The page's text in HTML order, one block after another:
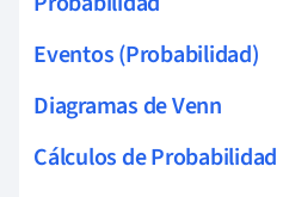
Eventos (Probabilidad)
Diagramas de Venn
Cálculos de Probabilidad